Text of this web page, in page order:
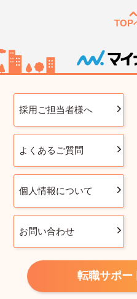
TOP
採用ご担当者様へ
よくあるご質問
個人情報について
お問い合わせ
転職サポー